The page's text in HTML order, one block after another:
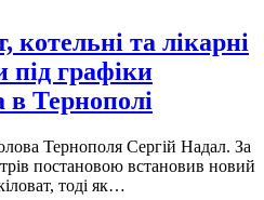
котельні та лікарні
графіки
в Тернополі
Тернополя Сергій Надал. За
постановою встановив новий
тоді як…